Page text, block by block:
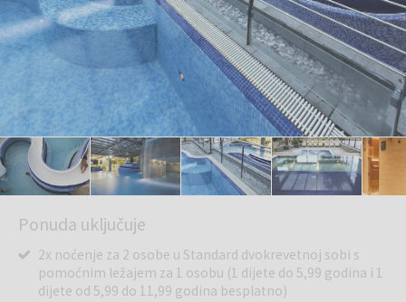
Ponuda uključuje
2x noćenje za 2 osobe u Standard dvokrevetnoj sobi s
pomoćnim ležajem za 1 osobu (1 dijete do 5,99 godina i 1
dijete od 5,99 do 11,99 godina besplatno)